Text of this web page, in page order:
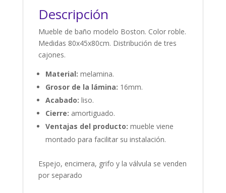
Descripción
Mueble de baño modelo Boston. Color roble.
Medidas 80x45x80cm. Distribución de tres
cajones.
Material: melamina.
Grosor de la lámina: 16mm.
Acabado: liso.
Cierre: amortiguado.
Ventajas del producto: mueble viene
montado para facilitar su instalación.
Espejo, encimera, grifo y la válvula se venden
por separado